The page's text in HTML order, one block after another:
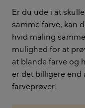
Er du ude i at
samme farve, kan
hvid maling
mulighed for at
at blande farve og
er det billigere end
farveprøver.